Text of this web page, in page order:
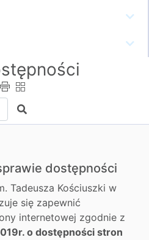
Szukaj
dostępności
Tadeusza Kościuszki w
się zapewnić
internetowej zgodnie z
o dostępności stron